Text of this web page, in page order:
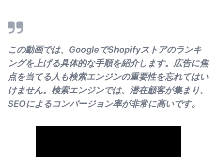
この動画では、GoogleでShopifyストアのランキ
ングを上げる具体的な手順を紹介します。広告に焦
点を当てる人も検索エンジンの重要性を忘れてはい
けません。検索エンジンでは、潜在顧客が集まり、
SEOによるコンバージョン率が非常に高いです。